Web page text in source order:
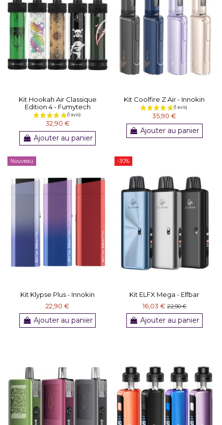
Kit Hookah Air Classique
Edition 4 - Fumytech
(1 avis)
32,90 €
Ajouter au panier
Kit Coolfire Z Air - Innokin
35,90 €
Ajouter au panier
Nouveau
Kit Klypse Plus - Innokin
22,90 €
Ajouter au panier
-30%
Kit ELFX Mega - Elfbar
16,03 €22,90 €
Ajouter au panier